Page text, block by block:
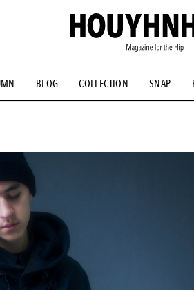
BLOG COLLECTION SNAP
#古着サミット #NEW VINTAGE
#FOCUS IT #AH.H #ととけん